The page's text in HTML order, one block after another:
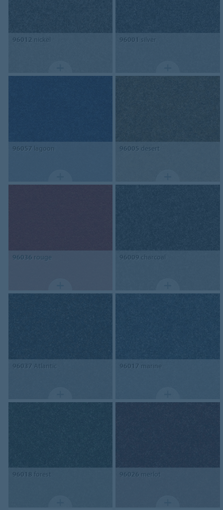
96012 nickel 96001 silver
96057 lagoon 96005 desert
96036 rouge 96009 charcoal
96037 Atlantic 96017 marine
96018 forest 96026 merlot